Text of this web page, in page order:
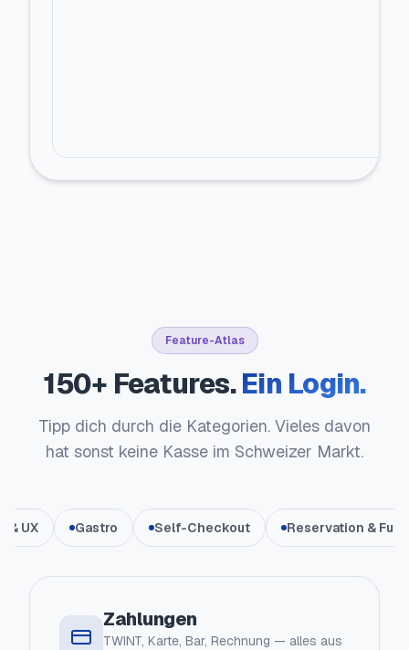
Feature-Atlas
150+ Features. Ein Login.
Tipp dich durch die Kategorien. Vieles davon
hat sonst keine Kasse im Schweizer Markt.
& UX Gastro Self-Checkout Reservation &
Zahlungen
TWINT, Karte, Bar, Rechnung — alles aus